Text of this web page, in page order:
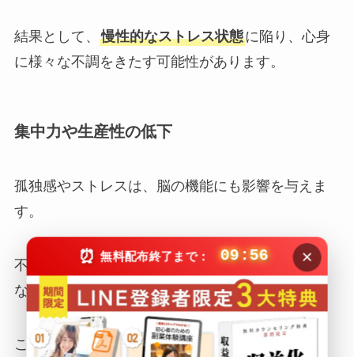
結果として、 慢性的なストレス状態に陥り、心身
に様々な不調をきたす可能性があります。
集中力や生産性の低下
孤独感やストレスは、脳の機能にも影響を与えま
す。
不安や憂鬱な気持ちが続くと、思考がネガティブ
な方向に偏りがちです。
これにより、一つのことに集中する力が低下し、
⏰ 無料配布終了まで： 09:55 ×